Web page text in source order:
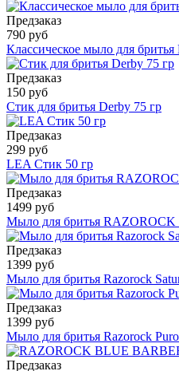
Предзаказ
790 руб
Классическое мыло для бритья
Предзаказ
150 руб
Стик для бритья Derby 75 гр
Предзаказ
299 руб
LEA Стик 50 гр
Предзаказ
1499 руб
Мыло для бритья RAZOROCK
Предзаказ
1399 руб
Мыло для бритья Razorock
Предзаказ
1399 руб
Мыло для бритья Razorock
Предзаказ